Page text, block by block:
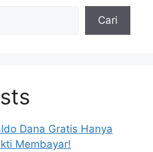
Cari
Dana Gratis Hanya
Membayar!